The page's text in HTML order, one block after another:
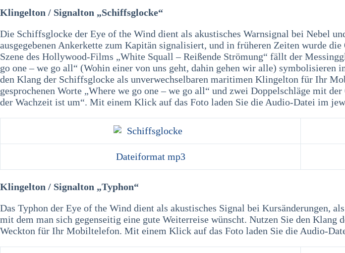
Klingelton / Signalton „Schiffsglocke“
Die Schiffsglocke der Eye of the Wind dient als akustisches Warnsignal bei Nebel
ausgegebenen Ankerkette zum Kapitän signalisiert, und in früheren Zeiten wurde
Szene des Hollywood-Films „White Squall – Reißende Strömung“ fällt der
go one – we go all“ (Wohin einer von uns geht, dahin gehen wir alle)
den Klang der Schiffsglocke als unverwechselbaren maritimen Klingelton für Ihr
gesprochenen Worte „Where we go one – we go all“ und zwei Doppelschläge mit
der Wachzeit ist um“. Mit einem Klick auf das Foto laden Sie die Audio-Datei im
Dateiformat mp3
Klingelton / Signalton „Typhon“
Das Typhon der Eye of the Wind dient als akustisches Signal bei Kursänderungen,
mit dem man sich gegenseitig eine gute Weiterreise wünscht. Nutzen Sie den
Weckton für Ihr Mobiltelefon. Mit einem Klick auf das Foto laden Sie die Audio-